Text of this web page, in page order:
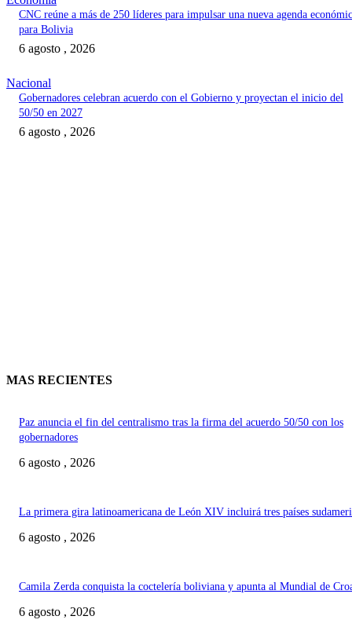
CNC reúne a más de 250 líderes para impulsar una nueva agenda
para Bolivia
6 agosto , 2026
Nacional
Gobernadores celebran acuerdo con el Gobierno y proyectan el inicio del
50/50 en 2027
6 agosto , 2026
MAS RECIENTES
Paz anuncia el fin del centralismo tras la firma del acuerdo 50/50 con los
gobernadores
6 agosto , 2026
La primera gira latinoamericana de León XIV incluirá tres países
6 agosto , 2026
Camila Zerda conquista la coctelería boliviana y apunta al Mundial de
6 agosto , 2026